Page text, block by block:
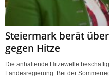
Steiermark berät
gegen Hitze
Die anhaltende Hitzewelle
Landesregierung. Bei der